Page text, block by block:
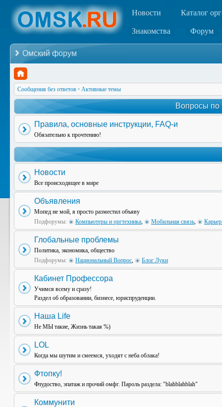
Новости Каталог
Знакомства Форум
Омский форум
Сообщения без ответов • Активные темы
Вопросы по
Правила, основные инструкции, FAQ-и
Обязательно к прочтению!
Новости
Все происходящее в мире
Объявления
Мопед не мой, я просто разместил объяву
Подфорумы:
Компьютеры и оргтехника, Мобильная связь,
Глобальные проблемы
Политика, экономика, общество
Подфорумы:
Национальный Вопрос, Блог Луки
Кабинет Профессора
Учимся всему и сразу!
Раздел об образовании, бизнесе, юриспруденции.
Наша Life
Не МЫ такие, Жизнь такая %)
LOL
Когда мы шутим и смеемся, уходят с неба облака!
Фтопку!
Флудоство, эпатаж и прочий омфг. Пароль раздела: "blahblahblah"
Коммунити